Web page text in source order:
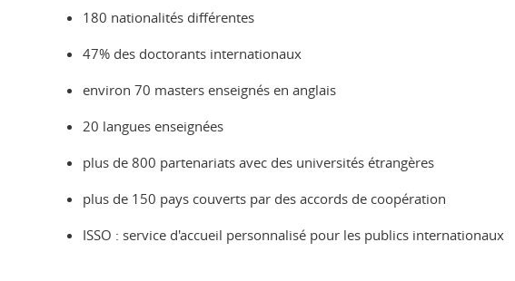
180 nationalités différentes
47% des doctorants internationaux
environ 70 masters enseignés en anglais
20 langues enseignées
plus de 800 partenariats avec des universités étrangères
plus de 150 pays couverts par des accords de coopération
ISSO : service d'accueil personnalisé pour les publics internationaux